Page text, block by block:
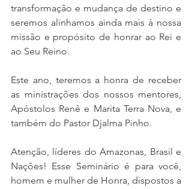
transformação e mudança de destino e
seremos alinhamos ainda mais à nossa
missão e propósito de honrar ao Rei e
ao Seu Reino.
Este ano, teremos a honra de receber
as ministrações dos nossos mentores,
Apóstolos Renê e Marita Terra Nova, e
também do Pastor Djalma Pinho.
Atenção, líderes do Amazonas, Brasil e
Nações! Esse Seminário é para você,
homem e mulher de Honra, dispostos a